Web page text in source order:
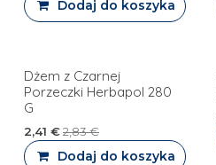
Dodaj do koszyka
Dżem z Czarnej
Porzeczki Herbapol 280
G
2,41 €2,83€
Dodaj do koszyka